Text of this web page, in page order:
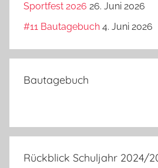
Sportfest 2026 26. Juni 2026
#11 Bautagebuch 4. Juni 2026
Bautagebuch
Rückblick Schuljahr 2024/